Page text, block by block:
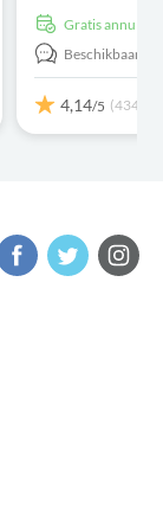
Gratis
Beschikbaar in:
4,14/5 (434)